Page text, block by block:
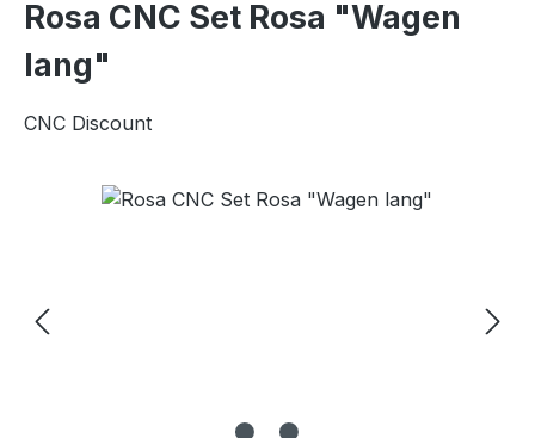
Rosa CNC Set Rosa "Wagen
lang"
CNC Discount
Bildergalerie überspringen